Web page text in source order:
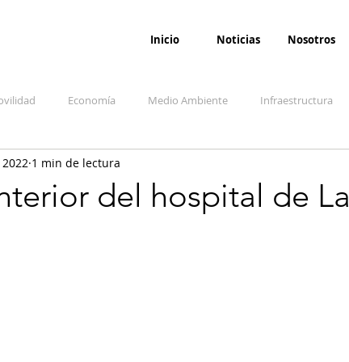
Inicio Noticias Nosotros
Economía Medio Ambiente Infraestructura
Salud Opinión
del hospital de La
1 min de lectura